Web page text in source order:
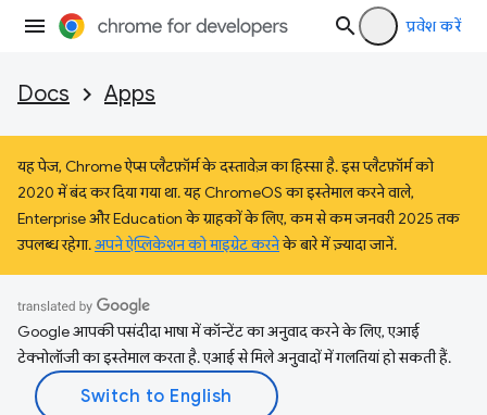
प्रवेश करें
Docs Apps
यह पेज, Chrome ऐप्स प्लैटफ़ॉर्म के दस्तावेज़ का हिस्सा है. इस प्लैटफ़ॉर्म को
2020 में बंद कर दिया गया था. यह ChromeOS का इस्तेमाल करने वाले,
Enterprise और Education के ग्राहकों के लिए, कम से कम जनवरी 2025 तक
उपलब्ध रहेगा.अपने ऐप्लिकेशन को माइग्रेट करनेके बारे में ज़्यादा जानें.
Google आपकी पसंदीदा भाषा में कॉन्टेंट का अनुवाद करने के लिए, एआई
टेक्नोलॉजी का इस्तेमाल करता है. एआई से मिले अनुवादों में गलतियां हो सकती हैं.